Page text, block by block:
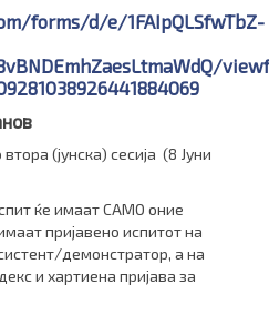
forms/d/e/1FAIpQLSfwTbZ-
(јунска) сесија (8 Јуни
ќе имаат САМО оние
пријавено испитот на
демонстратор, а на
и хартиена пријава за